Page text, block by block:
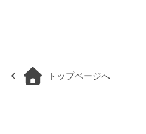
トップページへ